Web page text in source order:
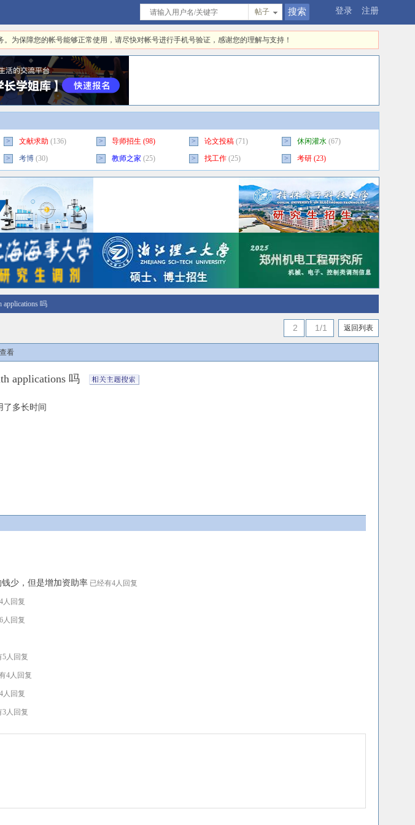
登录 注册
帖子
为保障您的帐号能够正常使用，请尽快对帐号进行手机号验证，感谢您的理解与支持！
> 文献求助 (136) > 导师招生 (98) > 论文投稿(71) > 休闲灌水(67)
> 考博(30) > 教师之家 (25) > 找工作(25) > 考研(23)
applications 吗
2 1/1 返回列表
看
applications 吗
了多长时间
少，但是增加资助率 已经有4人回复
人回复
人回复
5人回复
4人回复
人回复
3人回复